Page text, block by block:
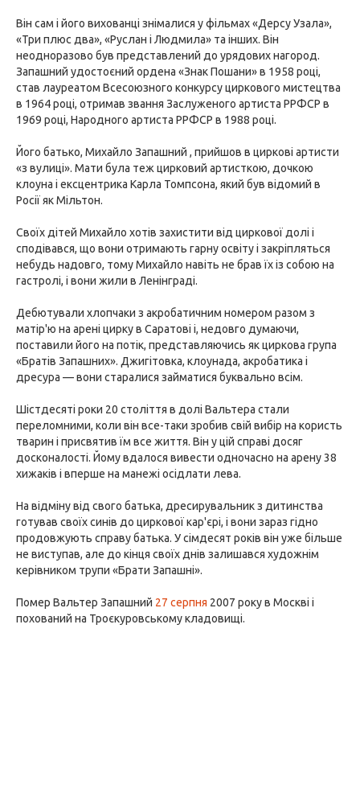
Він сам і його вихованці знімалися у фільмах «Дерсу Узала»,
«Три плюс два», «Руслан і Людмила» та інших. Він
неодноразово був представлений до урядових нагород.
Запашний удостоєний ордена «Знак Пошани» в 1958 році,
став лауреатом Всесоюзного конкурсу циркового мистецтва
в 1964 році, отримав звання Заслуженого артиста РРФСР в
1969 році, Народного артиста РРФСР в 1988 році.
Його батько, Михайло Запашний , прийшов в циркові артисти
«з вулиці». Мати була теж цирковий артисткою, дочкою
клоуна і ексцентрика Карла Томпсона, який був відомий в
Росії як Мільтон.
Своїх дітей Михайло хотів захистити від циркової долі і
сподівався, що вони отримають гарну освіту і закріпляться
небудь надовго, тому Михайло навіть не брав їх із собою на
гастролі, і вони жили в Ленінграді.
Дебютували хлопчаки з акробатичним номером разом з
матір'ю на арені цирку в Саратові і, недовго думаючи,
поставили його на потік, представляючись як циркова група
«Братів Запашних». Джигітовка, клоунада, акробатика і
дресура — вони старалися займатися буквально всім.
Шістдесяті роки 20 століття в долі Вальтера стали
переломними, коли він все-таки зробив свій вибір на користь
тварин і присвятив їм все життя. Він у цій справі досяг
досконалості. Йому вдалося вивести одночасно на арену 38
хижаків і вперше на манежі осідлати лева.
На відміну від свого батька, дресирувальник з дитинства
готував своїх синів до циркової кар'єрі, і вони зараз гідно
продовжують справу батька. У сімдесят років він уже більше
не виступав, але до кінця своїх днів залишався художнім
керівником трупи «Брати Запашні».
Помер Вальтер Запашний 27 серпня 2007 року в Москві і
похований на Троєкуровському кладовищі.